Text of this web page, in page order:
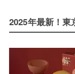
2025年最新！東